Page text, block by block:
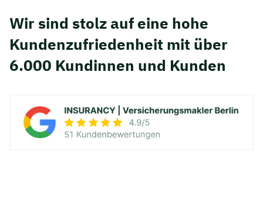
Wir sind stolz auf eine hohe
Kunden­zufriedenheit mit über
6.000 Kundinnen und Kunden